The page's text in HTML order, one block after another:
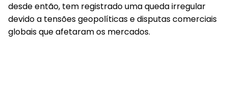
desde então, tem registrado uma queda irregular
devido a tensões geopolíticas e disputas comerciais
globais que afetaram os mercados.